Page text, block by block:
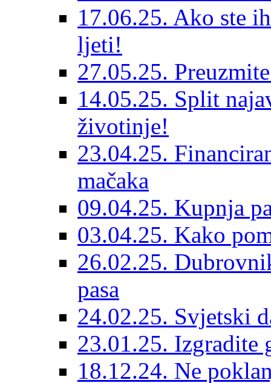
17.06.25. Ako ste
ljeti!
27.05.25.
14.05.25. Split
životinje!
23.04.25.
mačaka
09.04.25. Kupnja
03.04.25. Kako
26.02.25.
pasa
24.02.25. Svjetski
23.01.25. Izgradite
18.12.24. Ne